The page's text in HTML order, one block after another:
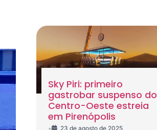
Sky Piri: primeiro
gastrobar suspenso do
Centro-Oeste estreia
em Pirenópolis
• 23 de agosto de 2025